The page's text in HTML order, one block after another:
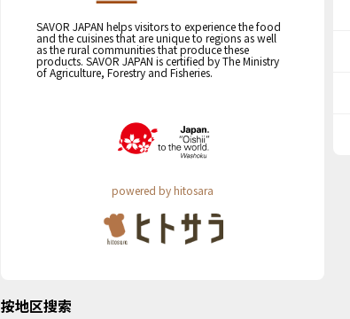
SAVOR JAPAN helps visitors to experience the food
and the cuisines that are unique to regions as well
as the rural communities that produce these
products. SAVOR JAPAN is certified by The Ministry
of Agriculture, Forestry and Fisheries.
powered by hitosara
按地区搜索